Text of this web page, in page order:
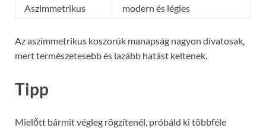
Aszimmetrikus
modern és légies
Az aszimmetrikus koszorúk manapság nagyon divatosak,
mert természetesebb és lazább hatást keltenek.
Tipp
Mielőtt bármit végleg rögzítenél, próbáld ki többféle